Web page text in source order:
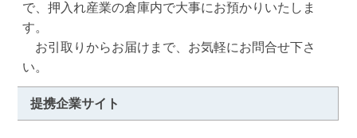
で、押入れ産業の倉庫内で大事にお預かりいたしま
す。
お引取りからお届けまで、お気軽にお問合せ下さ
い。
提携企業サイト